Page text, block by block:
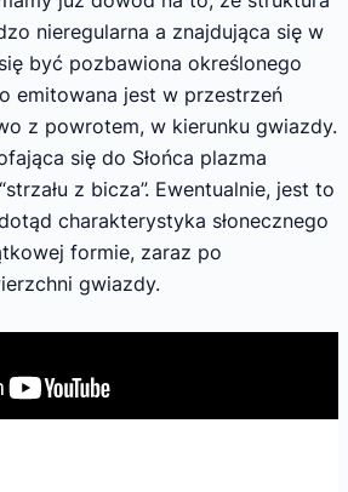
nieregularna a znajdująca się w
być pozbawiona określonego
emitowana jest w przestrzeń
z powrotem, w kierunku gwiazdy.
się do Słońca plazma
z bicza”. Ewentualnie, jest to
charakterystyka słonecznego
formie, zaraz po
gwiazdy.